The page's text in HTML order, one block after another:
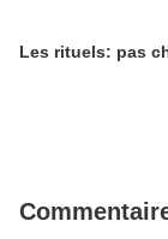
Les rituels: pas